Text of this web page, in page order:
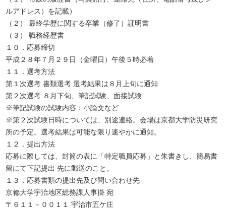
ルアドレス）を記載）
（２） 最終学歴に関する卒業（修了）証明書
（３） 職務経歴書
１０．応募締切
平成２８年７月２９日（金曜日）午後５時必着
１１．選考方法
第１次選考 書類選考 選考結果は８月上旬に通知
第２次選考 ８月下旬、筆記試験、面接試験
※筆記試験の試験内容：小論文など
※第２次試験日時については、別途連絡。会場は京都大学防災研究
所の予定。選考結果は可能な限り速やかに通知。
１２．提出方法
応募に際しては、封筒の表に「特定職員応募」と朱書きし、簡易書
留にて下記提出 先に郵送のこと。
１３．応募書類の提出先及び問い合わせ先
京都大学宇治地区総務課人事掛 宛
〒６１１－００１１ 宇治市五ケ庄